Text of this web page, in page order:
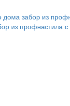
из профнастила